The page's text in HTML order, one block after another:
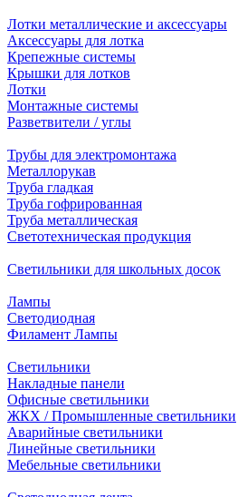
Лотки металлические и аксессуары
Аксессуары для лотка
Крепежные системы
Крышки для лотков
Лотки
Монтажные системы
Разветвители / углы
Трубы для электромонтажа
Металлорукав
Труба гладкая
Труба гофрированная
Труба металлическая
Светотехническая продукция
Светильники для школьных досок
Лампы
Светодиодная
Филамент Лампы
Светильники
Накладные панели
Офисные светильники
ЖКХ / Промышленные светильники
Аварийные светильники
Линейные светильники
Мебельные светильники